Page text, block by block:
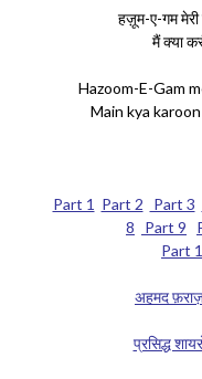
हज़ूम-ए-गम
मैं क्या
Hazoom-E-Gam
Main kya
Part 1 Part 2 Part 3
8
Part 9
Part
अहमद
प्रसिद्ध